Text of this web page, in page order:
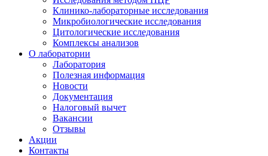
Клинико-лабораторные исследования
Микробиологические исследования
Цитологические исследования
Комплексы анализов
О лаборатории
Лаборатория
Полезная информация
Новости
Документация
Налоговый вычет
Вакансии
Отзывы
Акции
Контакты